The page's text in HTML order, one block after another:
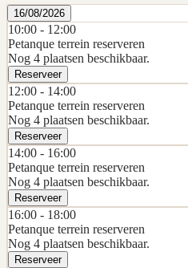
16/08/2026
10:00 - 12:00
Petanque terrein reserveren
Nog 4 plaatsen beschikbaar.
Reserveer
12:00 - 14:00
Petanque terrein reserveren
Nog 4 plaatsen beschikbaar.
Reserveer
14:00 - 16:00
Petanque terrein reserveren
Nog 4 plaatsen beschikbaar.
Reserveer
16:00 - 18:00
Petanque terrein reserveren
Nog 4 plaatsen beschikbaar.
Reserveer